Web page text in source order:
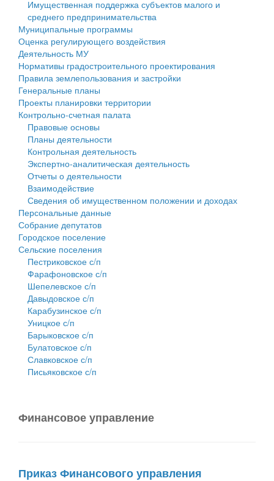
Нормативы градостроительного проектирования
Правила землепользования и застройки
Генеральные планы
Проекты планировки территории
Собрание депутатов
Городское поселение
Сельские поселения
Имущественная поддержка субъектов малого и
среднего предпринимательства
Муниципальные программы
Оценка регулирующего воздействия
Деятельность МУ
Нормативы градостроительного проектирования
Правила землепользования и застройки
Генеральные планы
Проекты планировки территории
Контрольно-счетная палата
Правовые основы
Планы деятельности
Контрольная деятельность
Экспертно-аналитическая деятельность
Отчеты о деятельности
Взаимодействие
Сведения об имущественном положении и доходах
Персональные данные
Собрание депутатов
Городское поселение
Сельские поселения
Пестриковское с/п
Фарафоновское с/п
Шепелевское с/п
Давыдовское с/п
Карабузинское с/п
Уницкое с/п
Барыковское с/п
Булатовское с/п
Славковское с/п
Письяковское с/п
Финансовое управление
Приказ Финансового управления